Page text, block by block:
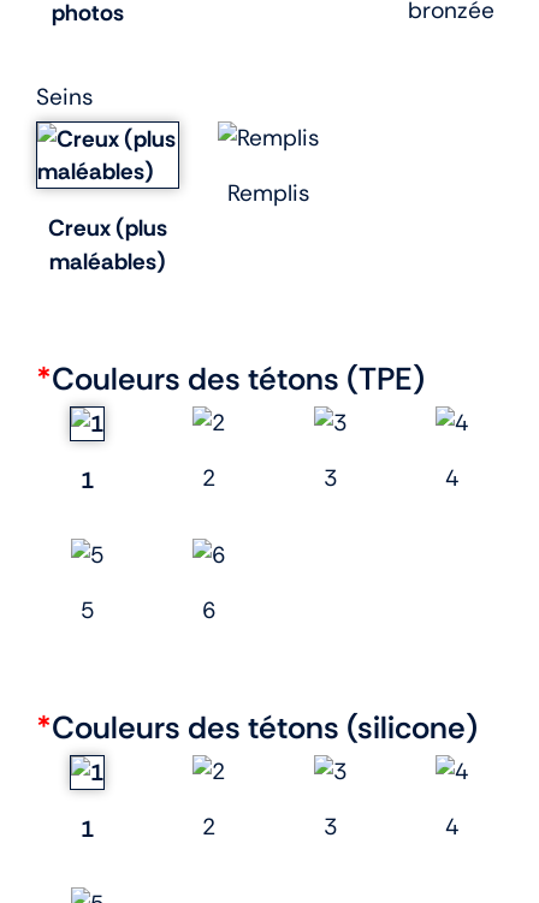
photos bronzée
Seins
Creux (plus
maléables)
Remplis
*Couleurs des tétons (TPE)
1 2 3 4
5 6
*Couleurs des tétons (silicone)
1 2 3 4